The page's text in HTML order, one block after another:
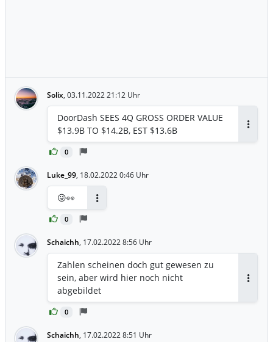
Solix, 03.11.2022 21:12 Uhr
0
DoorDash SEES 4Q GROSS ORDER VALUE
$13.9B TO $14.2B, EST $13.6B
Luke_99, 18.02.2022 0:46 Uhr
0
😜👀
Schaichh, 17.02.2022 8:56 Uhr
0
Zahlen scheinen doch gut gewesen zu
sein, aber wird hier noch nicht
abgebildet
Schaichh, 17.02.2022 8:51 Uhr